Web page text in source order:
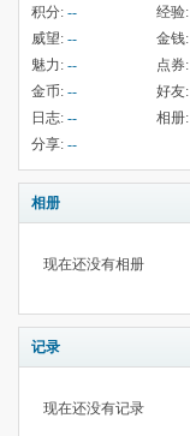
积分: -- 经验:
威望: -- 金钱:
魅力: -- 点券:
金币: -- 好友:
日志: -- 相册:
分享: --
相册
现在还没有相册
记录
现在还没有记录